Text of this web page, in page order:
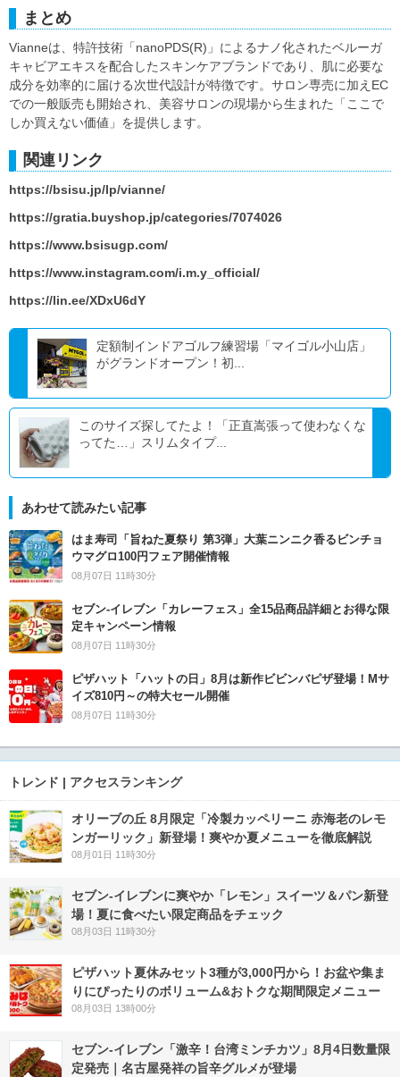
まとめ
Vianneは、特許技術「nanoPDS(R)」によるナノ化されたベルーガ
キャビアエキスを配合したスキンケアブランドであり、肌に必要な
成分を効率的に届ける次世代設計が特徴です。サロン専売に加えEC
での一般販売も開始され、美容サロンの現場から生まれた「ここで
しか買えない価値」を提供します。
関連リンク
https://bsisu.jp/lp/vianne/
https://gratia.buyshop.jp/categories/7074026
https://www.bsisugp.com/
https://www.instagram.com/i.m.y_official/
https://lin.ee/XDxU6dY
定額制インドアゴルフ練習場「マイゴル小山店」
がグランドオープン！初...
このサイズ探してたよ！「正直嵩張って使わなくな
ってた…」スリムタイプ...
あわせて読みたい記事
はま寿司「旨ねた夏祭り 第3弾」大葉ニンニク香るビンチョ
ウマグロ100円フェア開催情報
08月07日 11時30分
セブン‐イレブン「カレーフェス」全15品商品詳細とお得な限
定キャンペーン情報
08月07日 11時30分
ピザハット「ハットの日」8月は新作ビビンバピザ登場！Mサ
イズ810円～の特大セール開催
08月07日 11時30分
トレンド | アクセスランキング
オリーブの丘 8月限定「冷製カッペリーニ 赤海老のレモ
ンガーリック」新登場！爽やか夏メニューを徹底解説
08月01日 11時30分
セブン‐イレブンに爽やか「レモン」スイーツ＆パン新登
場！夏に食べたい限定商品をチェック
08月03日 11時30分
ピザハット夏休みセット3種が3,000円から！お盆や集ま
りにぴったりのボリューム&おトクな期間限定メニュー
08月03日 13時00分
セブン-イレブン「激辛！台湾ミンチカツ」8月4日数量限
定発売｜名古屋発祥の旨辛グルメが登場